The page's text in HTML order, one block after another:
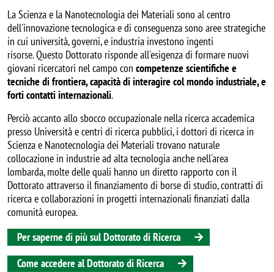
La Scienza e la Nanotecnologia dei Materiali sono al centro
dell'innovazione tecnologica e di conseguenza sono aree strategiche
in cui università, governi, e industria investono ingenti
risorse. Questo Dottorato risponde all'esigenza di formare nuovi
giovani ricercatori nel campo con competenze scientifiche e
tecniche di frontiera, capacità di interagire col mondo industriale, e
forti contatti internazionali.
Perciò accanto allo sbocco occupazionale nella ricerca accademica
presso Università e centri di ricerca pubblici, i dottori di ricerca in
Scienza e Nanotecnologia dei Materiali trovano naturale
collocazione in industrie ad alta tecnologia anche nell'area
lombarda, molte delle quali hanno un diretto rapporto con il
Dottorato attraverso il finanziamento di borse di studio, contratti di
ricerca e collaborazioni in progetti internazionali finanziati dalla
comunità europea.
Per saperne di più sul Dottorato di Ricerca
Come accedere al Dottorato di Ricerca